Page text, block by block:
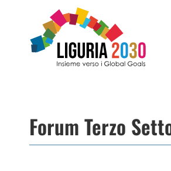
contenuto
Forum Terzo